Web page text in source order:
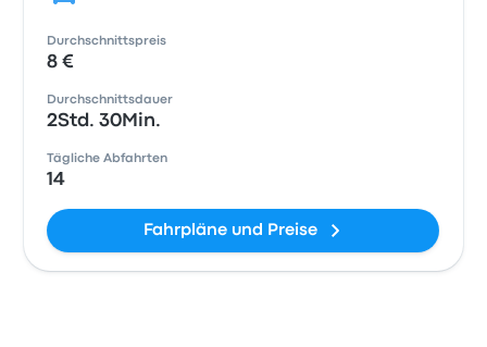
Durchschnittspreis
8 €
Durchschnittsdauer
2Std. 30Min.
Tägliche Abfahrten
14
Fahrpläne und Preise